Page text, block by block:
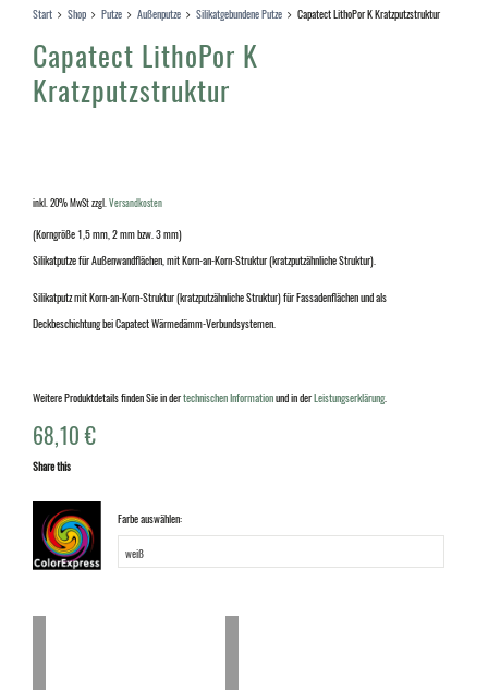
Start Shop Putze Außenputze Silikatgebundene Putze Capatect LithoPor K Kratzputzstruktur
Capatect LithoPor K
Kratzputzstruktur
inkl. 20% MwStzzgl.Versandkosten
(Korngröße 1,5 mm, 2 mm bzw. 3 mm)
Silikatputze für Außenwandflächen, mit Korn-an-Korn-Struktur (kratzputzähnliche Struktur).
Silikatputz mit Korn-an-Korn-Struktur (kratzputzähnliche Struktur) für Fassadenflächen und als
Deckbeschichtung bei Capatect Wärmedämm-Verbundsystemen.
Weitere Produktdetails finden Sie in dertechnischen Informationund in derLeistungserklärung.
68,10€
Farbe auswählen:
Share this